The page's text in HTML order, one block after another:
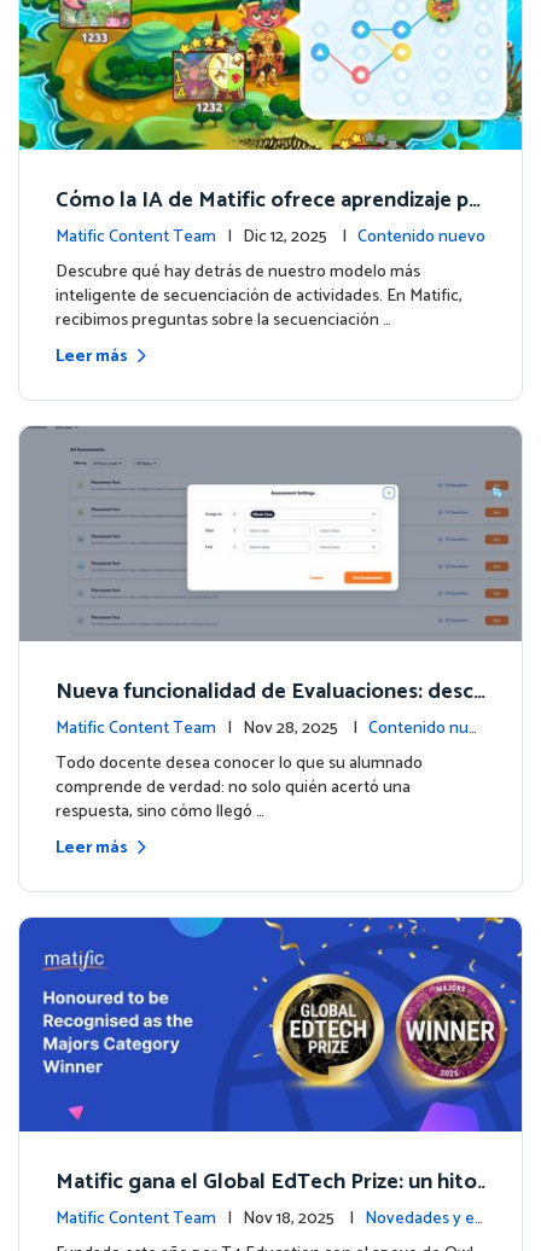
Cómo la IA de Matific ofrece aprendizaje pe
rsonalizado en la Isla de Aventuras
Matific Content Team | Dic 12, 2025 | Contenido nuevo
Descubre qué hay detrás de nuestro modelo más
inteligente de secuenciación de actividades. En Matific,
recibimos preguntas sobre la secuenciación …
Leer más
Nueva funcionalidad de Evaluaciones: descu
bre lo que tus estudiantes realmente saben
Matific Content Team | Nov 28, 2025 | Contenido nue
vo
Todo docente desea conocer lo que su alumnado
comprende de verdad: no solo quién acertó una
respuesta, sino cómo llegó …
Leer más
Matific gana el Global EdTech Prize: un hito
para la educación digital en matemáticas
Matific Content Team | Nov 18, 2025 | Novedades y ev
entos